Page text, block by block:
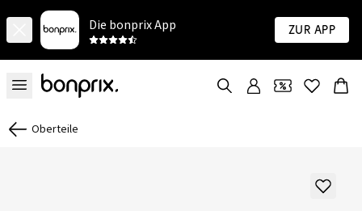
Die bonprix App Zur App
Oberteile